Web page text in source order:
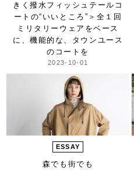
きく撥水フィッシュテールコ
ートの“いいところ”＞ 全１回
ミリタリーウェアをベース
に、機能的な、タウンユース
のコートを
2023-10-01
ESSAY
森でも街でも